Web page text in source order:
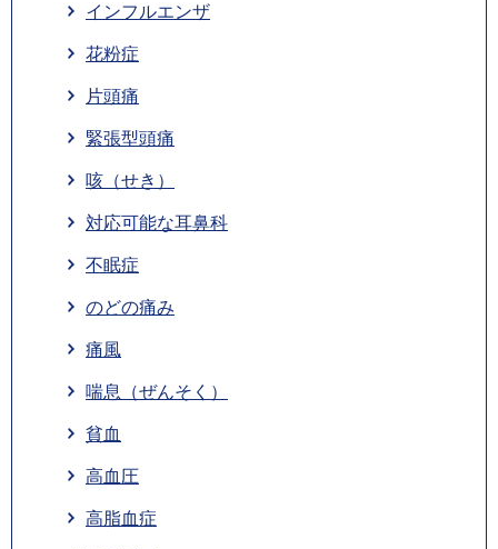
インフルエンザ
花粉症
片頭痛
緊張型頭痛
咳（せき）
対応可能な耳鼻科
不眠症
のどの痛み
痛風
喘息（ぜんそく）
貧血
高血圧
高脂血症